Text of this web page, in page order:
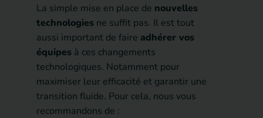
La simple mise en place de nouvelles
technologies ne suffit pas. Il est tout
aussi important de faire adhérer vos
équipes à ces changements
technologiques. Notamment pour
maximiser leur efficacité et garantir une
transition fluide. Pour cela, nous vous
recommandons de :